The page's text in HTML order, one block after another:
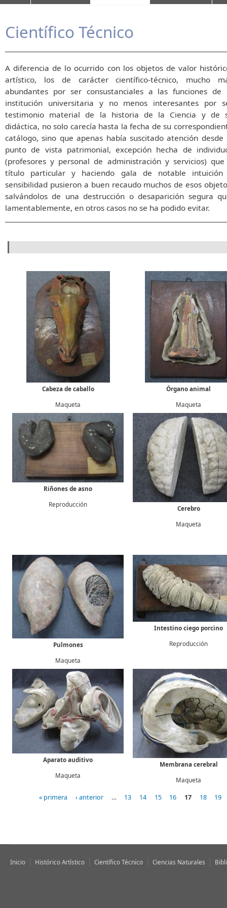
Científico Técnico
A diferencia de lo ocurrido con los objetos de valor
artístico, los de carácter científico-técnico, mucho
abundantes por ser consustanciales a las funciones de
institución universitaria y no menos interesantes por
testimonio material de la historia de la Ciencia y de
didáctica, no solo carecía hasta la fecha de su
catálogo, sino que apenas había suscitado atención desde
punto de vista patrimonial, excepción hecha de
(profesores y personal de administración y servicios)
título particular y haciendo gala de notable
sensibilidad pusieron a buen recaudo muchos de esos
salvándolos de una destrucción o desaparición segura
lamentablemente, en otros casos no se ha podido evitar.
Formulario de búsqueda
Cabeza de caballo
Maqueta
Órgano animal
Maqueta
Riñones de asno
Reproducción
Cerebro
Maqueta
Pulmones
Maqueta
Intestino ciego porcino
Reproducción
Aparato auditivo
Maqueta
Membrana cerebral
Maqueta
Páginas« primera ‹ anterior … 13 14 15 16 17 18 19
Inicio Histórico Artístico Científico Técnico Ciencias Naturales